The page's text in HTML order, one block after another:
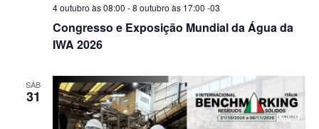
s
se
n
Congresso e Exposição Mundial da Água da
IWA 2026
4 outubro às 08:00 -8 outubro às 17:00 -03
SÁB
31